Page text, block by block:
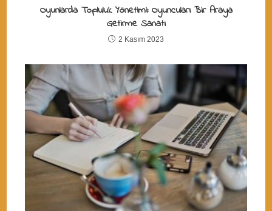
Oyunlarda Topluluk Yönetimi: Oyuncuları Bir Araya
Getirme Sanatı
2 Kasım 2023